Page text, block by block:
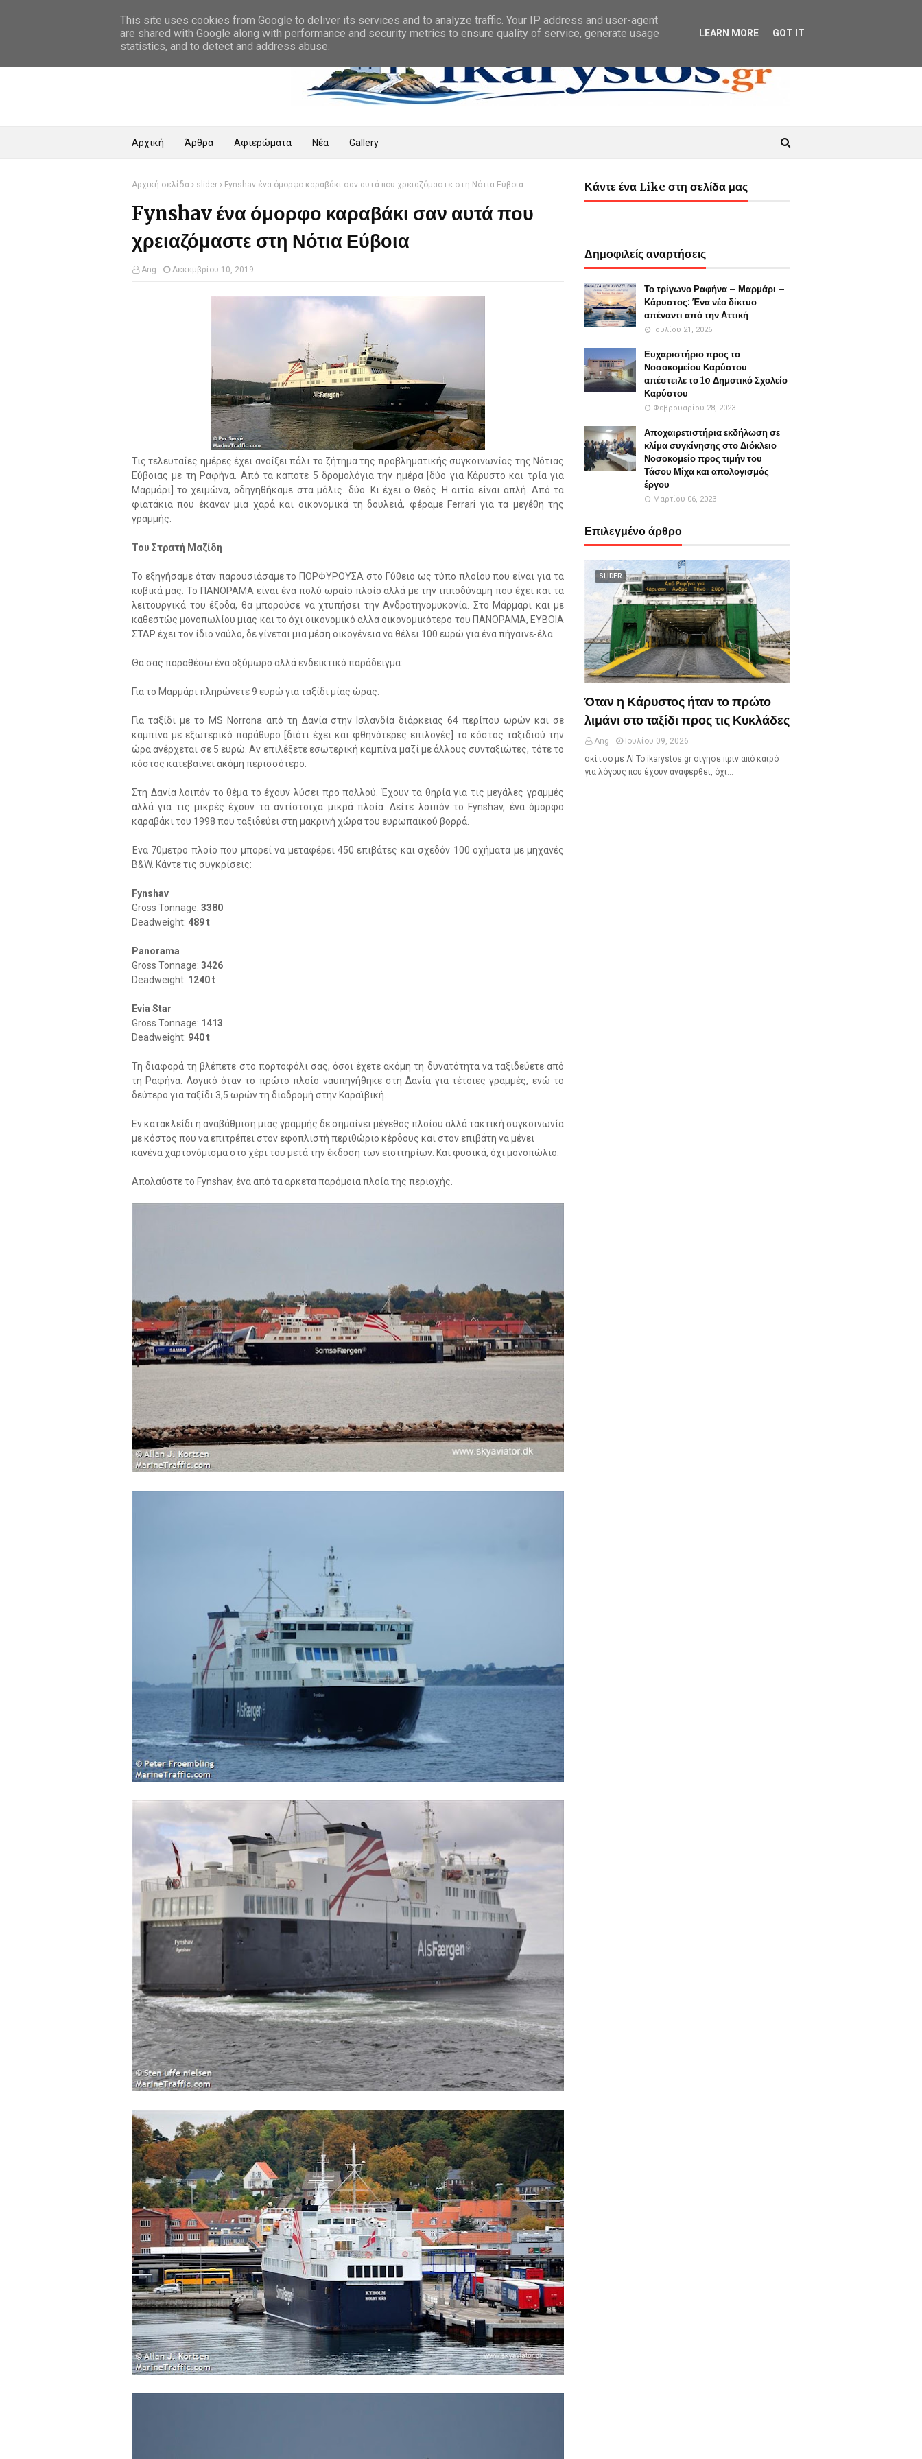
Αρχική Άρθρα Αφιερώματα Νέα Gallery
Αρχική σελίδα slider Fynshav ένα όμορφο καραβάκι σαν αυτά που χρειαζόμαστε στη Νότια Εύβοια
Fynshav ένα όμορφο καραβάκι σαν αυτά που
χρειαζόμαστε στη Νότια Εύβοια
Ang Δεκεμβρίου 10, 2019
Τις τελευταίες ημέρες έχει ανοίξει πάλι το ζήτημα της προβληματικής συγκοινωνίας της Νότιας
Εύβοιας με τη Ραφήνα. Από τα κάποτε 5 δρομολόγια την ημέρα [δύο για Κάρυστο και τρία για
Μαρμάρι] το χειμώνα, οδηγηθήκαμε στα μόλις...δύο. Κι έχει ο Θεός. Η αιτία είναι απλή. Από τα
φιατάκια που έκαναν μια χαρά και οικονομικά τη δουλειά, φέραμε Ferrari για τα μεγέθη της
γραμμής.
Του Στρατή Μαζίδη
Το εξηγήσαμε όταν παρουσιάσαμε το ΠΟΡΦΥΡΟΥΣΑ στο Γύθειο ως τύπο πλοίου που είναι για τα
κυβικά μας. Το ΠΑΝΟΡΑΜΑ είναι ένα πολύ ωραίο πλοίο αλλά με την ιπποδύναμη που έχει και τα
λειτουργικά του έξοδα, θα μπορούσε να χτυπήσει την Ανδροτηνομυκονία. Στο Μάρμαρι και με
καθεστώς μονοπωλίου μιας και το όχι οικονομικό αλλά οικονομικότερο του ΠΑΝΟΡΑΜΑ, ΕΥΒΟΙΑ
ΣΤΑΡ έχει τον ίδιο ναύλο, δε γίνεται μια μέση οικογένεια να θέλει 100 ευρώ για ένα πήγαινε-έλα.
Θα σας παραθέσω ένα οξύμωρο αλλά ενδεικτικό παράδειγμα:
Για το Μαρμάρι πληρώνετε 9 ευρώ για ταξίδι μίας ώρας.
Για ταξίδι με το MS Norrona από τη Δανία στην Ισλανδία διάρκειας 64 περίπου ωρών και σε
καμπίνα με εξωτερικό παράθυρο [διότι έχει και φθηνότερες επιλογές] το κόστος ταξιδιού την
ώρα ανέρχεται σε 5 ευρώ. Αν επιλέξετε εσωτερική καμπίνα μαζί με άλλους συνταξιώτες, τότε το
κόστος κατεβαίνει ακόμη περισσότερο.
Στη Δανία λοιπόν το θέμα το έχουν λύσει προ πολλού. Έχουν τα θηρία για τις μεγάλες γραμμές
αλλά για τις μικρές έχουν τα αντίστοιχα μικρά πλοία. Δείτε λοιπόν το Fynshav, ένα όμορφο
καραβάκι του 1998 που ταξιδεύει στη μακρινή χώρα του ευρωπαϊκού βορρά.
Ένα 70μετρο πλοίο που μπορεί να μεταφέρει 450 επιβάτες και σχεδόν 100 οχήματα με μηχανές
B&W. Κάντε τις συγκρίσεις:
Fynshav
Gross Tonnage: 3380
Deadweight: 489 t
Panorama
Gross Tonnage: 3426
Deadweight: 1240 t
Evia Star
Gross Tonnage: 1413
Deadweight: 940 t
Τη διαφορά τη βλέπετε στο πορτοφόλι σας, όσοι έχετε ακόμη τη δυνατότητα να ταξιδεύετε από
τη Ραφήνα. Λογικό όταν το πρώτο πλοίο ναυπηγήθηκε στη Δανία για τέτοιες γραμμές, ενώ το
δεύτερο για ταξίδι 3,5 ωρών τη διαδρομή στην Καραϊβική.
Εν κατακλείδι η αναβάθμιση μιας γραμμής δε σημαίνει μέγεθος πλοίου αλλά τακτική συγκοινωνία
με κόστος που να επιτρέπει στον εφοπλιστή περιθώριο κέρδους και στον επιβάτη να μένει
κανένα χαρτονόμισμα στο χέρι του μετά την έκδοση των εισιτηρίων. Και φυσικά, όχι μονοπώλιο.
Απολαύστε το Fynshav, ένα από τα αρκετά παρόμοια πλοία της περιοχής.
Κάντε ένα Like στη σελίδα μας
Δημοφιλείς αναρτήσεις
Το τρίγωνο Ραφήνα – Μαρμάρι –
Κάρυστος: Ένα νέο δίκτυο
απέναντι από την Αττική
Ιουλίου 21, 2026
Ευχαριστήριο προς το
Νοσοκομείου Καρύστου
απέστειλε το 1o Δημοτικό Σχολείο
Καρύστου
Φεβρουαρίου 28, 2023
Αποχαιρετιστήρια εκδήλωση σε
κλίμα συγκίνησης στο Διόκλειο
Νοσοκομείο προς τιμήν του
Τάσου Μίχα και απολογισμός
έργου
Μαρτίου 06, 2023
Επιλεγμένο άρθρο
SLIDER
Όταν η Κάρυστος ήταν το πρώτο
λιμάνι στο ταξίδι προς τις Κυκλάδες
Ang
Ιουλίου 09, 2026
σκίτσο με ΑΙ Το ikarystos.gr σίγησε πριν από καιρό
για λόγους που έχουν αναφερθεί, όχι…
This site uses cookies from Google to deliver its services and to analyze traffic. Your IP address and user-agent
are shared with Google along with performance and security metrics to ensure quality of service, generate usage
statistics, and to detect and address abuse.
LEARN MORE GOT IT